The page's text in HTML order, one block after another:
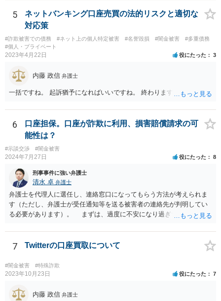
5
ネットバンキング口座売買の法的リスクと適切な
対応策
#詐欺被害での債務 #ネット上の個人特定被害 #名誉毀損 #闇金被害
#多重債務
#個人・プライベート
2023年4月22日 役にたった 3
内藤 政信 弁護士
一括ですね。 起訴猶予になればいいですね。 終わります。
6
口座担保。口座が詐欺に利用、損害賠償請求の可
能性は？
#示談交渉 #闇金被害
2024年7月27日 役にたった 8
刑事事件に強い弁護士
清水 卓 弁護士
弁護士を代理人に選任し、連絡窓口になってもらう方法が考えられま
す（ただし、弁護士が受任通知等を送る被害者の連絡先が判明してい
る必要があります）。 まずは、過度に不安になり過ぎず、少し落ち
額を求めていく、分割等の支払方法を求めて行く等の方法もあります
し、時間的にも、今すぐではなく、時間•期間をかけて対応して行くこ
んので。 いずれにしても、何かあったら速やか相談可能なお住まい
の地域の弁護士に直接相談してみて下さい（弁護士会や法テラス等で
7 Twitterの口座買取について
#闇金被害 #特殊詐欺
2023年10月23日 役にたった 7
内藤 政信 弁護士